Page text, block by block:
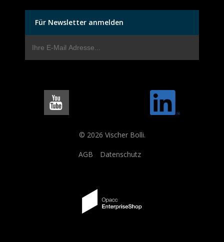
Für Newsletter anmelden
© 2026 Vischer Bolli.
AGB Datenschutz